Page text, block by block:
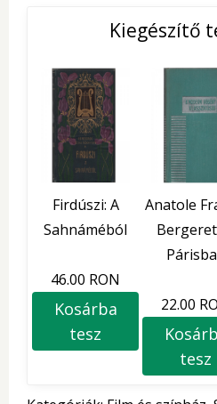
Kiegészítő
Firdúszi: A
Sahnáméból
46.00 RON
Kosárba
tesz
Anatole
22.00
tesz